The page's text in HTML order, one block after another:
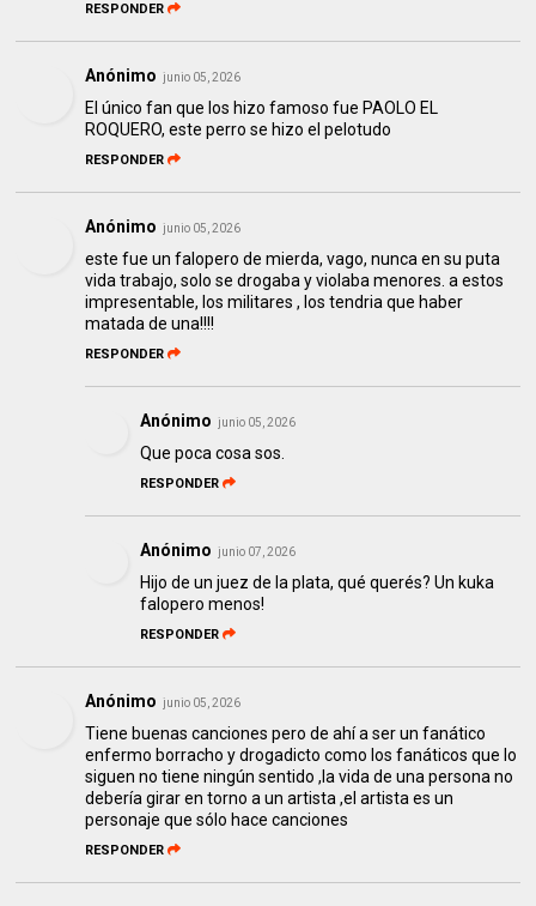
RESPONDER
Anónimo junio 05, 2026
El único fan que los hizo famoso fue PAOLO EL
ROQUERO, este perro se hizo el pelotudo
RESPONDER
Anónimo junio 05, 2026
este fue un falopero de mierda, vago, nunca en su puta
vida trabajo, solo se drogaba y violaba menores. a estos
impresentable, los militares , los tendria que haber
matada de una!!!!
RESPONDER
Anónimo junio 05, 2026
Que poca cosa sos.
RESPONDER
Anónimo junio 07, 2026
Hijo de un juez de la plata, qué querés? Un kuka
falopero menos!
RESPONDER
Anónimo junio 05, 2026
Tiene buenas canciones pero de ahí a ser un fanático
enfermo borracho y drogadicto como los fanáticos que lo
siguen no tiene ningún sentido ,la vida de una persona no
debería girar en torno a un artista ,el artista es un
personaje que sólo hace canciones
RESPONDER